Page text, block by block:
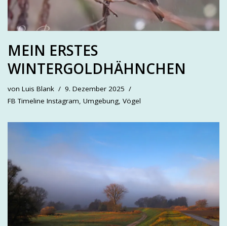
MEIN ERSTES
WINTERGOLDHÄHNCHEN
von Luis Blank
9. Dezember 2025
FB Timeline Instagram, Umgebung, Vögel